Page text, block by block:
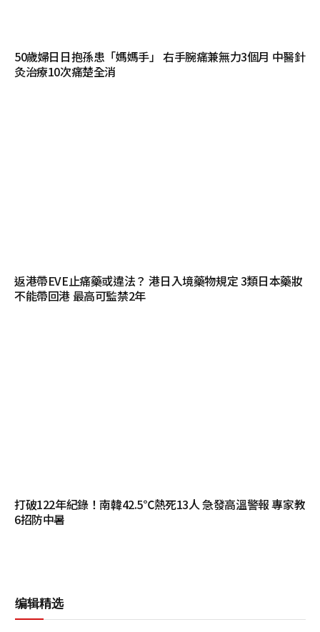
50歲婦日日抱孫患「媽媽手」 右手腕痛兼無力3個月 中醫針
灸治療10次痛楚全消
返港帶EVE止痛藥或違法？ 港日入境藥物規定 3類日本藥妝
不能帶回港 最高可監禁2年
打破122年紀錄！南韓42.5℃熱死13人 急發高溫警報 專家教
6招防中暑
编辑精选